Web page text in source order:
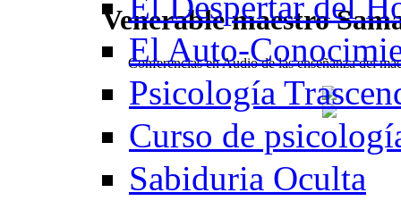
Venerable maestro
Conferencias en Audio de las enseñanza del
El Auto-
Psicología
Curso de
Sabiduria Oculta